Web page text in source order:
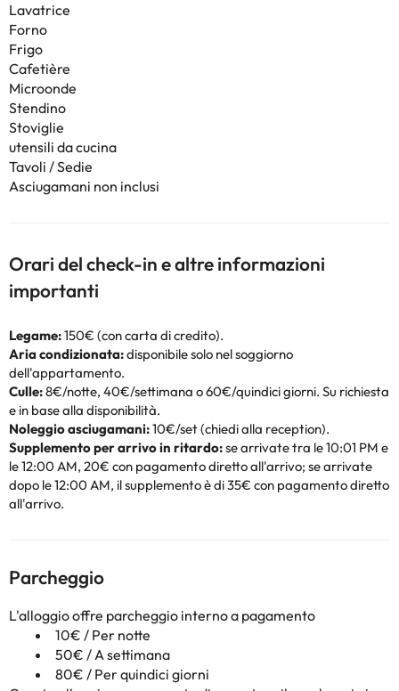
Lavatrice
Forno
Frigo
Cafetière
Microonde
Stendino
Stoviglie
utensili da cucina
Tavoli / Sedie
Asciugamani non inclusi
Orari del check-in e altre informazioni
importanti
Legame:150€ (con carta di credito).
Aria condizionata:disponibile solo nel soggiorno
dell'appartamento.
Culle:8€/notte, 40€/settimana o 60€/quindici giorni. Su richiesta
e in base alla disponibilità.
Noleggio asciugamani:10€/set (chiedi alla reception).
Supplemento per arrivo in ritardo:se arrivate tra le 10:01 PM e
le 12:00 AM, 20€ con pagamento diretto all'arrivo; se arrivate
dopo le 12:00 AM, il supplemento è di 35€ con pagamento diretto
all'arrivo.
Parcheggio
L'alloggio offre parcheggio interno a pagamento
10€ / Per notte
50€ / A settimana
80€ / Per quindici giorni